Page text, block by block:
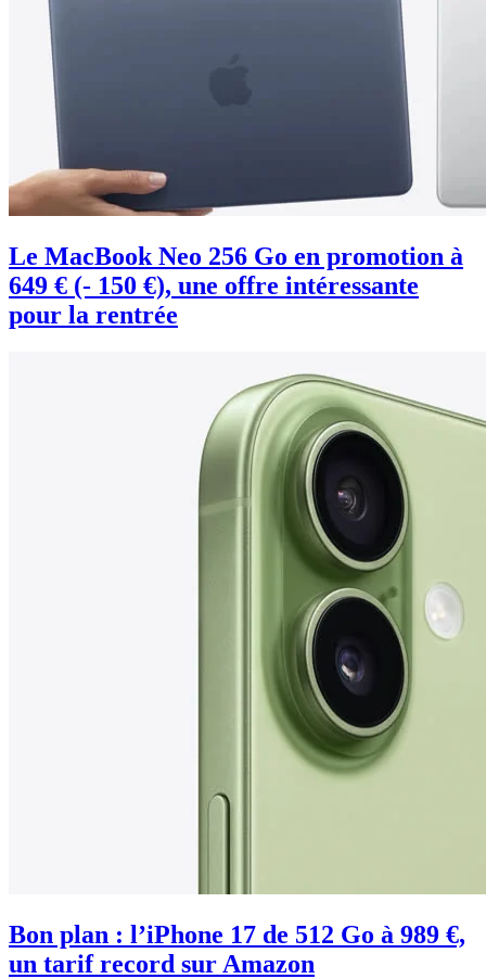
Le MacBook Neo 256 Go en promotion à
649 € (- 150 €), une offre intéressante
pour la rentrée
Bon plan : l’iPhone 17 de 512 Go à 989 €,
un tarif record sur Amazon